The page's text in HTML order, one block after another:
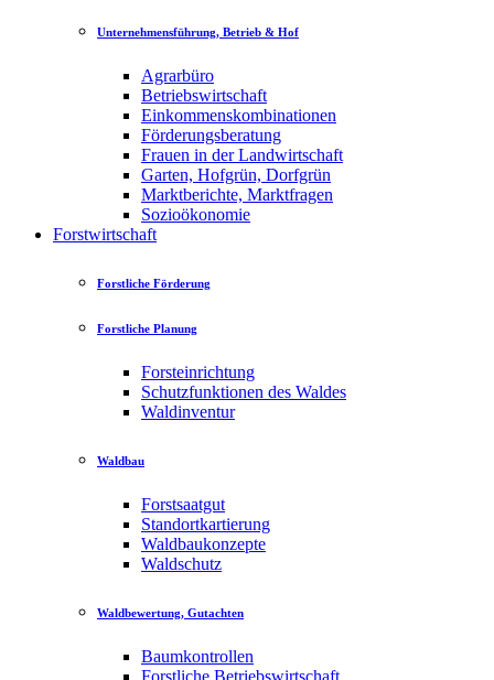
Unternehmensführung, Betrieb & Hof
Agrarbüro
Betriebswirtschaft
Einkommenskombinationen
Förderungsberatung
Frauen in der Landwirtschaft
Garten, Hofgrün, Dorfgrün
Marktberichte, Marktfragen
Sozioökonomie
Forstwirtschaft
Forstliche Förderung
Forstliche Planung
Forsteinrichtung
Schutzfunktionen des Waldes
Waldinventur
Waldbau
Forstsaatgut
Standortkartierung
Waldbaukonzepte
Waldschutz
Waldbewertung, Gutachten
Baumkontrollen
Forstliche Betriebswirtschaft